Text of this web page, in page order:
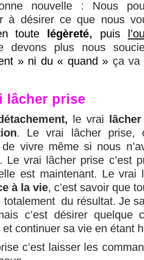
nouvelle : Nous
à désirer ce que nous
toute légèreté, puis
devons plus nous
» ni du « quand » ça va
lâcher prise
le vrai
. Le vrai lâcher prise,
de vivre même si nous
Le vrai lâcher prise c’est
est maintenant. Le vrai
à la vie, c’est savoir que
totalement du résultat. Je
c’est désirer quelque
et continuer sa vie en étant
c’est laisser les